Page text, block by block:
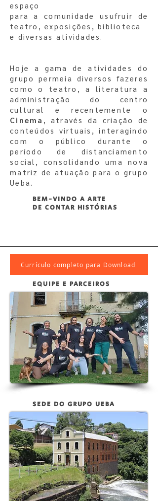
espaço
para a comunidade usufruir de
teatro, exposições, biblioteca
e diversas atividades.
Hoje a gama de atividades do
grupo permeia diversos fazeres
como o teatro, a literatura a
administração do centro
cultural e recentemente o
Cinema , através da criação de
conteúdos virtuais, interagindo
com o público durante o
período de distanciamento
social, consolidandouma nova
matriz de atuação para o grupo
Ueba.
BEM-VINDO A ARTE
DE CONTAR HISTÓRIAS
Currículo completo para Download
EQUIPE E PARCEIROS
SEDE DO GRUPO UEBA